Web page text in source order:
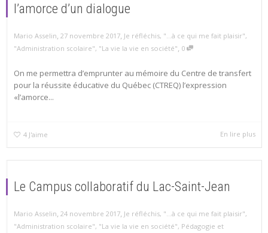
l’amorce d’un dialogue
Mario Asselin, 27 novembre 2017, Je réfléchis, "...à ce qui me fait plaisir",
"Administration scolaire", "La vie la vie en société", 0
On me permettra d’emprunter au mémoire du Centre de transfert
pour la réussite éducative du Québec (CTREQ) l’expression
«l’amorce...
4 J'aime En lire plus
Le Campus collaboratif du Lac-Saint-Jean
Mario Asselin, 24 novembre 2017, Je réfléchis, "...à ce qui me fait plaisir",
"Administration scolaire", "La vie la vie en société", Pédagogie et